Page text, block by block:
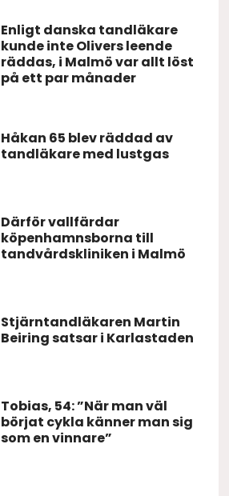
Enligt danska tandläkare
kunde inte Olivers leende
räddas, i Malmö var allt löst
på ett par månader
Håkan 65 blev räddad av
tandläkare med lustgas
Därför vallfärdar
köpenhamnsborna till
tandvårdskliniken i Malmö
Stjärntandläkaren Martin
Beiring satsar i Karlastaden
Tobias, 54: ”När man väl
börjat cykla känner man sig
som en vinnare”